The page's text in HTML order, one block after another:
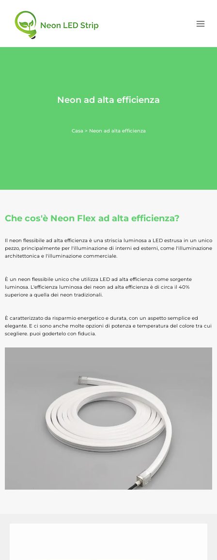
Neon ad alta efficienza
Casa > Neon ad alta efficienza
Che cos'è Neon Flex ad alta efficienza?
Il neon flessibile ad alta efficienza è una striscia luminosa a LED estrusa in un unico
pezzo, principalmente per l'illuminazione di interni ed esterni, come l'illuminazione
architettonica e l'illuminazione commerciale.
È un neon flessibile unico che utilizza LED ad alta efficienza come sorgente
luminosa. L'efficienza luminosa dei neon ad alta efficienza è di circa il 40%
superiore a quella dei neon tradizionali.
È caratterizzato da risparmio energetico e durata, con un aspetto semplice ed
elegante. E ci sono anche molte opzioni di potenza e temperatura del colore tra cui
scegliere. puoi godertelo con fiducia.